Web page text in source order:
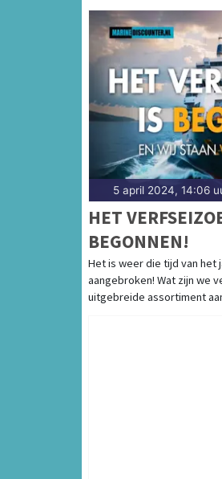
5 april 2024, 14:06
HET
BEGONNEN!
Het is weer die tijd van het
aangebroken! Wat zijn we
uitgebreide assortiment